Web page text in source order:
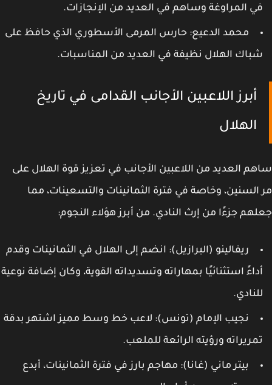
المراوغة وساهم في العديد من الإنجازات.
محمد الدعيع: حارس المرمى الأسطوري الذي حافظ على
الهلال نظيفة في العديد من المناسبات.
أبرز اللاعبين الأجانب القدامى في تاريخ
الهلال
العديد من اللاعبين الأجانب في تعزيز قوة الهلال على
السنين، وخاصة في فترة الثمانينات والتسعينات، مما
جزءًا من إرث النادي. من أبرز هؤلاء النجوم:
ريفالينو (البرازيل): انضم إلى الهلال في الثمانينات وقدم
استثنائيًا بمهاراته وتسديداته القوية، وكان إضافة نوعية
نجيب الإمام (تونس): لاعب خط وسط مميز اشتهر بدقة
ورؤيته الرائعة للملعب.
بيتر ماني (غانا): مهاجم بارز في فترة الثمانينات، أبدع